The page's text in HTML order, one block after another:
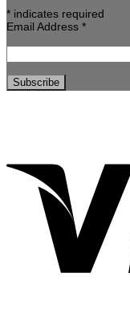
* indicates required
Email Address *